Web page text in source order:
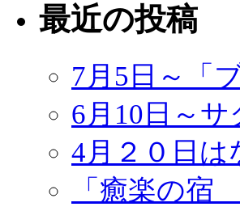
最近の投稿
7月5日～「
6月10日～
4月２０日
「癒楽の宿